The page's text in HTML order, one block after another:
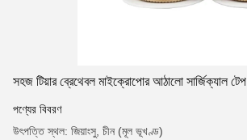
সহজ টিয়ার ব্রেথেবল মাইক্রোপোর আঠালো সার্জিক্যাল টেপ
পণ্যের বিবরণ
উৎপত্তি স্থল: জিয়াংসু, চীন (মূল ভূখণ্ড)